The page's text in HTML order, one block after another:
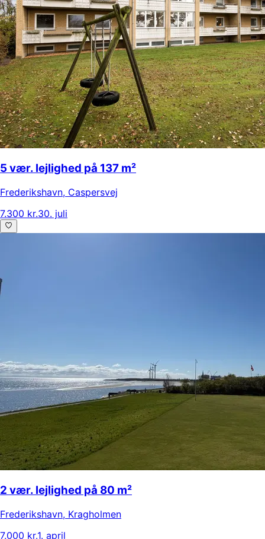
5 vær. lejlighed på 137 m²
Frederikshavn, Caspersvej
7.300 kr.30. juli
2 vær. lejlighed på 80 m²
Frederikshavn, Kragholmen
7.000 kr.1. april